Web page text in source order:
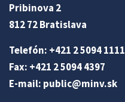
Pribinova 2
812 72 Bratislava
Telefón: +421 2 5094 1111
Fax: +421 2 5094 4397
E-mail: public@minv.sk